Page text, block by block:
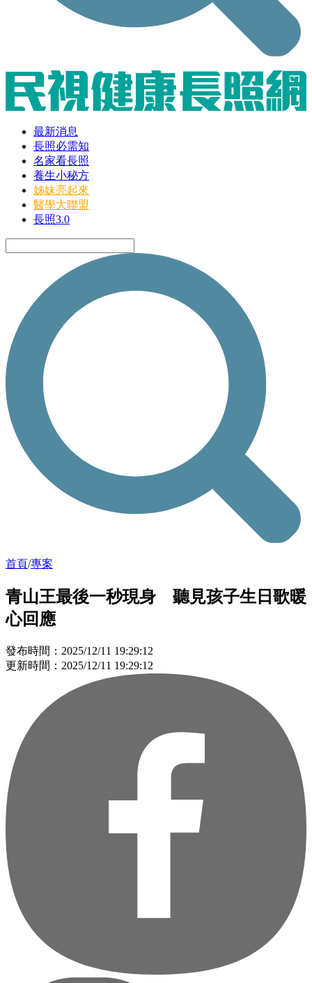
最新消息
長照必需知
名家看長照
養生小秘方
姊妹亮起來
醫學大聯盟
長照3.0
首頁/專案
青山王最後一秒現身 聽見孩子生日歌暖
心回應
發布時間：2025/12/11 19:29:12
更新時間：2025/12/11 19:29:12